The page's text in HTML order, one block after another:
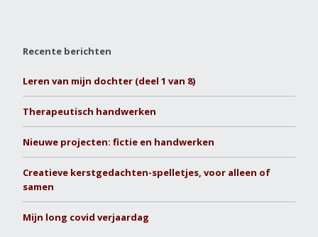
Recente berichten
Leren van mijn dochter (deel 1 van 8)
Therapeutisch handwerken
Nieuwe projecten: fictie en handwerken
Creatieve kerstgedachten-spelletjes, voor alleen of
samen
Mijn long covid verjaardag